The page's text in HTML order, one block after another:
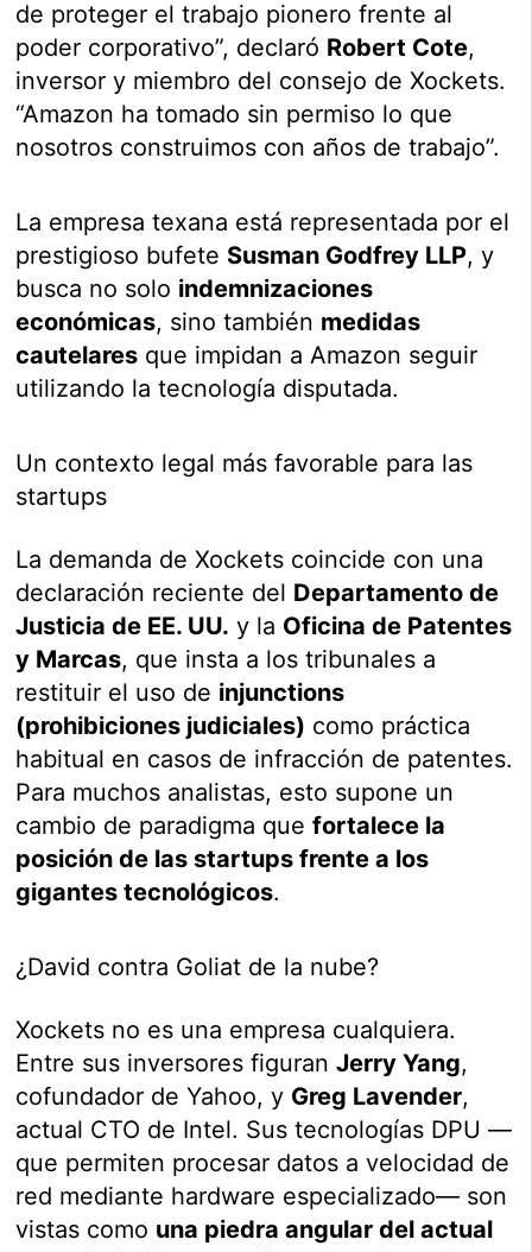
de proteger el trabajo pionero frente al
poder corporativo”, declaró Robert Cote,
inversor y miembro del consejo de Xockets.
“Amazon ha tomado sin permiso lo que
nosotros construimos con años de trabajo”.
La empresa texana está representada por el
prestigioso bufete Susman Godfrey LLP, y
busca no solo indemnizaciones
económicas, sino también medidas
cautelares que impidan a Amazon seguir
utilizando la tecnología disputada.
Un contexto legal más favorable para las
startups
La demanda de Xockets coincide con una
declaración reciente del Departamento de
Justicia de EE. UU. y la Oficina de Patentes
y Marcas, que insta a los tribunales a
restituir el uso de injunctions
(prohibiciones judiciales) como práctica
habitual en casos de infracción de patentes.
Para muchos analistas, esto supone un
cambio de paradigma quefortalece la
posición de las startups frente a los
gigantes tecnológicos.
¿David contra Goliat de la nube?
Xockets no es una empresa cualquiera.
Entre sus inversores figuranJerry Yang,
cofundador de Yahoo, y Greg Lavender,
actual CTO de Intel. Sus tecnologías DPU —
que permiten procesar datos a velocidad de
red mediante hardware especializado— son
vistas como una piedra angular del actual